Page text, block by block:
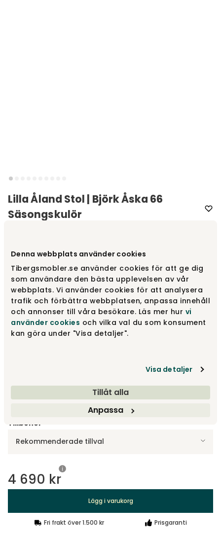
Denna webbplats använder cookies
Tibergsmobler.se använder cookies för att ge dig
som användare den bästa upplevelsen av vår
webbplats. Vi använder cookies för att analysera
trafik och förbättra webbplatsen, anpassa innehåll
och annonser till våra besökare. Läs mer hur vi
använder cookies och vilka val du som konsument
kan göra under "Visa detaljer".
Visa detaljer
Tillåt alla
Anpassa
Lilla Åland Stol | Björk Åska 66
Säsongskulör
Välj utförandeBjörk | Åska 66 Säsong
Björk | Åska 66 Säsong 4 690 kr
Björk | Ingefära 40
Visa fler +20
Tillbehör
Rekommenderade tillval
4 690 kr
Lägg i varukorg
Fri frakt över 1.500 kr Prisgaranti